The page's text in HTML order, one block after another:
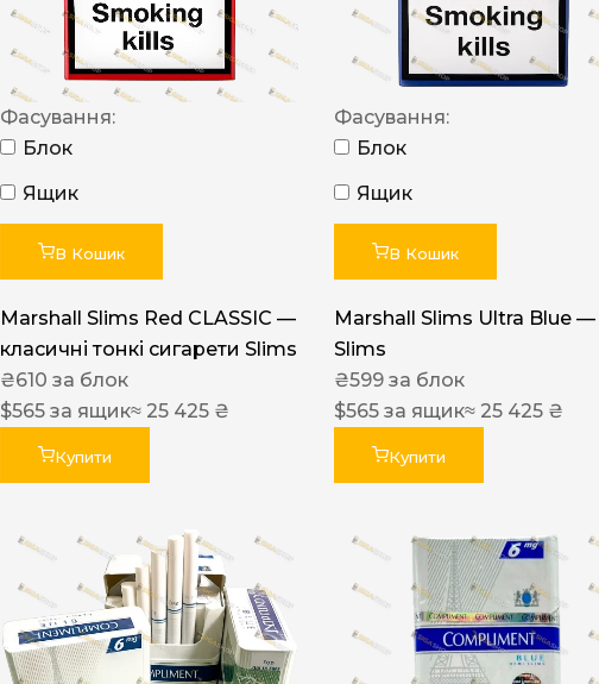
NERO
Гуцульскі
Italian Blend 821
MAN
Arizona
Фасування:
Блок
Ящик
В Кошик
Marshall Slims Red CLASSIC —
класичні тонкі сигарети Slims
₴610 за блок
$565 за ящик≈ 25 425 ₴
Купити
Фасування:
Блок
Ящик
В Кошик
Marshall Slims Ultra Blue —
Slims
₴599 за блок
$565 за ящик≈ 25 425 ₴
Купити